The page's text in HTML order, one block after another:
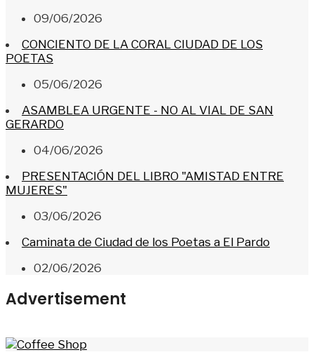
09/06/2026
CONCIENTO DE LA CORAL CIUDAD DE LOS
POETAS
05/06/2026
ASAMBLEA URGENTE - NO AL VIAL DE SAN
GERARDO
04/06/2026
PRESENTACIÓN DEL LIBRO "AMISTAD ENTRE
MUJERES"
03/06/2026
Caminata de Ciudad de los Poetas a El Pardo
02/06/2026
Advertisement